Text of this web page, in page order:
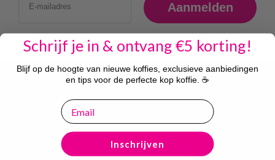
Aanmelden
van producten
betaalmogelijkheden
Altijd 14 dagen
bedenktijd
Advies in onze echte
Schrijf je in & ontvang €5 korting!
Blijf op de hoogte van nieuwe koffies, exclusieve aanbiedingen
en tips voor de perfecte kop koffie. ☕
email
Inschrijven